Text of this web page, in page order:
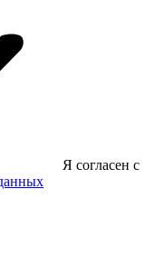
Я согласен с